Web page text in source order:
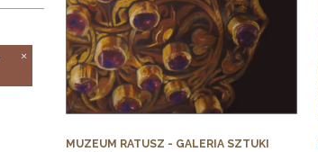
MUZEUM RATUSZ - GALERIA SZTUKI